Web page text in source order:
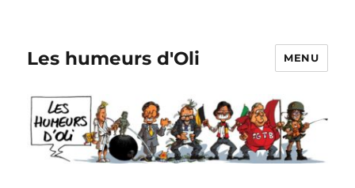
Les humeurs d'Oli MENU